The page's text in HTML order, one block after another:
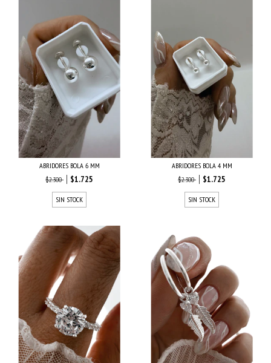
ABRIDORES BOLA 6 MM
$2.300
$1.725
SIN STOCK
ABRIDORES BOLA 4 MM
$2.300
$1.725
SIN STOCK